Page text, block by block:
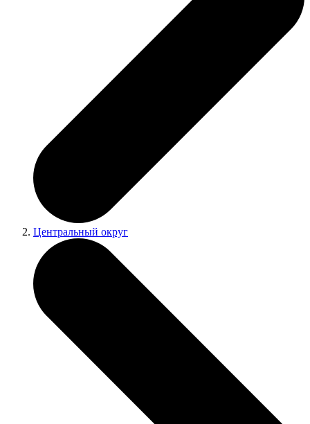
Центральный округ